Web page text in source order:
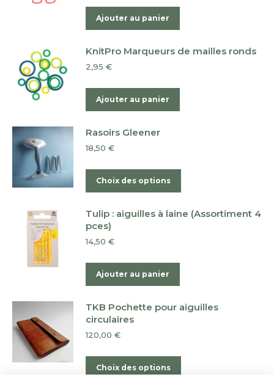
Ajouter au panier
KnitPro Marqueurs de mailles ronds
2,95 €
Ajouter au panier
Rasoirs Gleener
18,50 €
Choix des options
produit
plusieurs
choisies
page
du
Tulip : aiguilles à laine (Assortiment 4
pces)
14,50 €
Ajouter au panier
TKB Pochette pour aiguilles
circulaires
120,00 €
Choix des options
produit